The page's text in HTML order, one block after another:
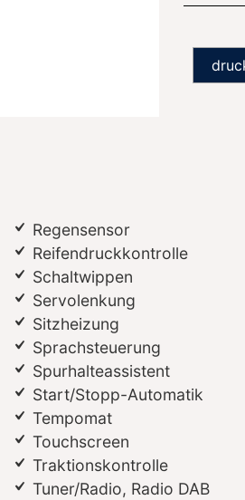
Regensensor
Reifendruckkontrolle
Schaltwippen
Servolenkung
Sitzheizung
Sprachsteuerung
Spurhalteassistent
Start/Stopp-Automatik
Tempomat
Touchscreen
Traktionskontrolle
Tuner/Radio, Radio DAB